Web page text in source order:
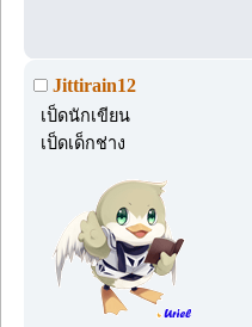
Jittirain12
เป็ดนักเขียน
เป็ดเด็กช่าง